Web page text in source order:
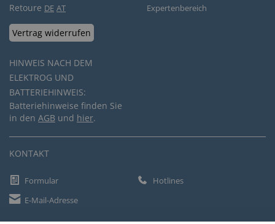
Retoure DE AT
Vertrag widerrufen
HINWEIS NACH DEM
ELEKTROG UND
BATTERIEHINWEIS:
Batteriehinweise finden Sie
in den AGB und hier.
Expertenbereich
KONTAKT
Formular
Hotlines
E-Mail-Adresse